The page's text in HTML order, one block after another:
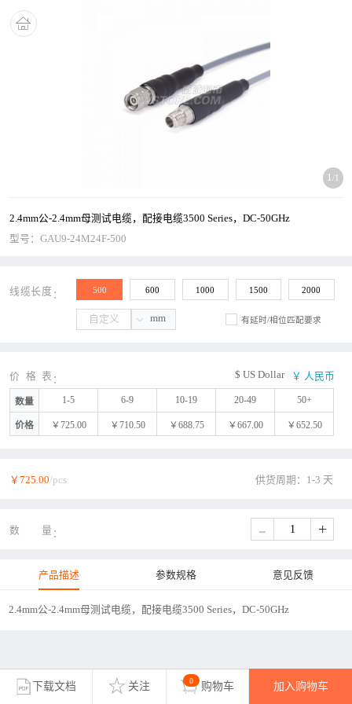
1/1
2.4mm公-2.4mm母测试电缆，配接电缆3500 Series，DC-50GHz
型号：GAU9-24M24F-500
线缆长度 500 600 1000 1500 2000
mm 有延时/相位匹配要求
价格表 $ US Dollar ￥ 人民币
数量 1-5 6-9 10-19 20-49 50+
价格 ￥725.00 ￥710.50 ￥688.75 ￥667.00 ￥652.50
￥725.00/pcs 供货周期：1-3 天
数量 - +
产品描述 参数规格 意见反馈
2.4mm公-2.4mm母测试电缆，配接电缆3500 Series，DC-50GHz
下载文档 关注
0
购物车 加入购物车